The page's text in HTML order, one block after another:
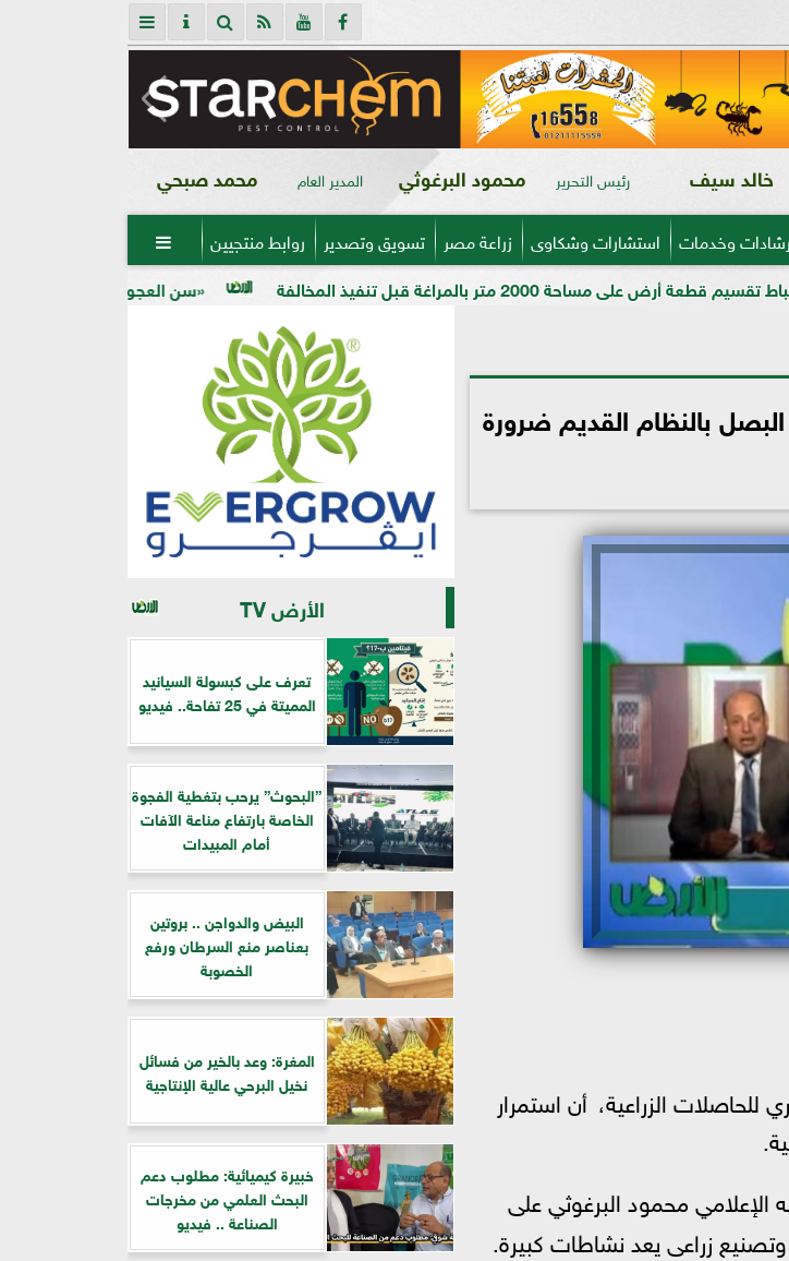
خالد سيف رئيس التحرير محمود البرغوثي المدير العام محمد صبحي
وخدمات استشارات وشكاوى زراعة مصر تسويق وتصدير روابط منتجيين 
«سن العجوز» في الذرة الشامية.. لماذا تظهر بالمراغة قبل تنفيذ المخالفة
بالنظام القديم ضرورة
الزراعية، أن استمرار
الإعلامي محمود البرغوثي على
وتصنيع زراعى يعد نشاطات كبيرة.
الأرض TV
تعرف على كبسولة السيانيد
المميتة في 25 تفاحة.. فيديو
”البحوث” يرحب بتغطية الفجوة
الخاصة بارتفاع مناعة الآفات
أمام المبيدات
البيض والدواجن .. بروتين
بعناصر منع السرطان ورفع
الخصوبة
المغرة: وعد بالخير من فسائل
نخيل البرحي عالية الإنتاجية
خبيرة كيميائية: مطلوب دعم
البحث العلمي من مخرجات
الصناعة .. فيديو